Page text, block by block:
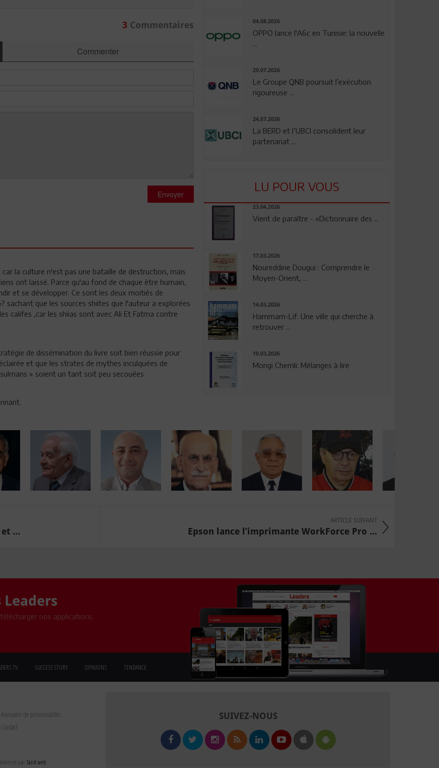
3 Commentaires
Commenter
Envoyer
la culture n'est pas une bataille de destruction, mais
ont laissé. Parce qu'au fond de chaque être humain,
et se développer. Ce sont les deux moitiés de
sachant que les sources shiites que l'auteur a explorées
califes ,car les shiias sont avec Ali Et Fatma contre
de dissémination du livre soit bien réussie pour
et que les strates de mythes inculquées de
» soient un tant soit peu secouées
04.08.2026
OPPO lance l'A6c en Tunisie: la nouvelle
29.07.2026
Le Groupe QNB poursuit l’exécution
rigoureuse ...
24.07.2026
La BERD et l’UBCI consolident leur
partenariat ...
LU POUR VOUS
23.04.2026
Vient de paraître - «Dictionnaire des ...
17.03.2026
Noureddine Dougui : Comprendre le
Moyen-Orient, ...
14.03.2026
Hammam-Lif: Une ville qui cherche à
retrouver ...
10.03.2026
Mongi Chemli: Mélanges à lire
...
ARTICLE SUIVANT
Epson lance l’imprimante WorkForce Pro ...
nos applications
TV SUCCESS STORY OPINIONS TENDANCE
Annuaire de personnalités
Contact
parTanit web
SUIVEZ-NOUS